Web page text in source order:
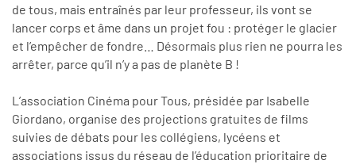
de tous, mais entraînés par leur professeur, ils vont se
lancer corps et âme dans un projet fou : protéger le glacier
et l’empêcher de fondre… Désormais plus rien ne pourra les
arrêter, parce qu’il n’y a pas de planète B !
L’association Cinéma pour Tous, présidée par Isabelle
Giordano, organise des projections gratuites de films
suivies de débats pour les collégiens, lycéens et
associations issus du réseau de l’éducation prioritaire de